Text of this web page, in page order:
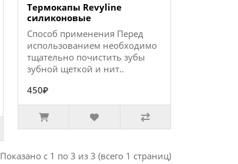
Термокапы Revyline
силиконовые
Способ применения Перед
использованием необходимо
тщательно почистить зубы
зубной щеткой и нит..
450₽
Показано с 1 по 3 из 3 (всего 1 страниц)